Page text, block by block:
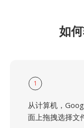
如
1
从计算机，
面上拖拽选择文